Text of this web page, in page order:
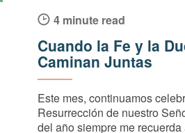
4 minute read
Cuando la Fe y la
Caminan Juntas
Este mes, continuamos
Resurrección de nuestro
del año siempre me